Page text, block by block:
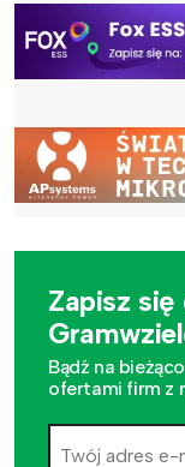
Zapisz
Bądź na
ofertami firm z